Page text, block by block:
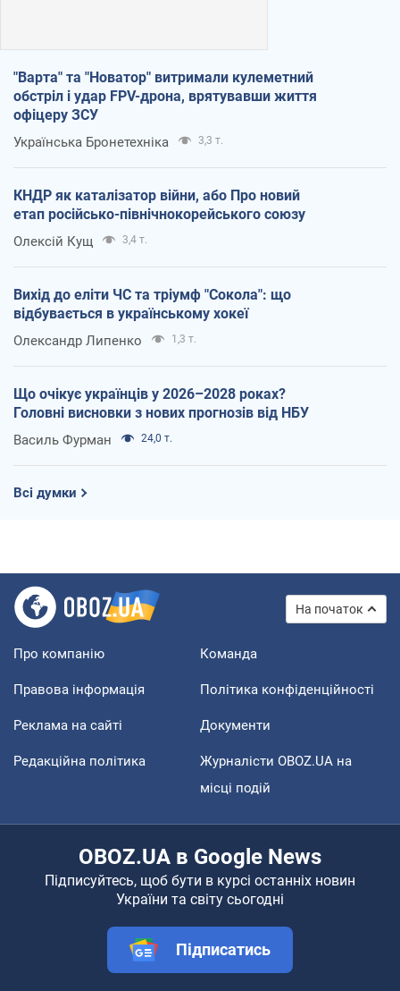
"Варта" та "Новатор" витримали кулеметний
обстріл і удар FPV-дрона, врятувавши життя
офіцеру ЗСУ
Українська Бронетехніка 3,3 т.
КНДР як каталізатор війни, або Про новий
етап російсько-північнокорейського союзу
Олексій Кущ 3,4 т.
Вихід до еліти ЧС та тріумф "Сокола": що
відбувається в українському хокеї
Олександр Липенко 1,3 т.
Що очікує українців у 2026–2028 роках?
Головні висновки з нових прогнозів від НБУ
Василь Фурман 24,0 т.
Всі думки
На початок
Про компанію Команда
Правова інформація Політика конфіденційності
Реклама на сайті Документи
Редакційна політика
Журналісти OBOZ.UA на
місці подій
OBOZ.UA в Google News
Підписуйтесь, щоб бути в курсі останніх новин
України та світу сьогодні
Підписатись